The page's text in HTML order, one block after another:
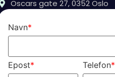
Oscars gate 27, 0352 Oslo
Navn*
Epost* Telefon*